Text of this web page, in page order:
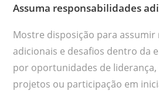
Assuma responsabilidades
Mostre disposição para
adicionais e desafios dentro da
por oportunidades de
projetos ou participação em